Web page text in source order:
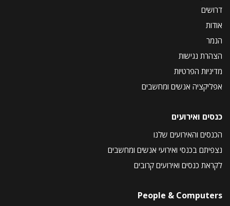
דרושים
אודות
הנמר
הצהרת נגישות
מדיניות הפרטיות
אפליקציה אנשים ומחשבים
כנסים ואירועים
הכנסים והאירועים שלנו
נצפיתם בכנסי ואירועי אנשים ומחשבים
לקראת כנסים ואירועים קרובים
People & Computers